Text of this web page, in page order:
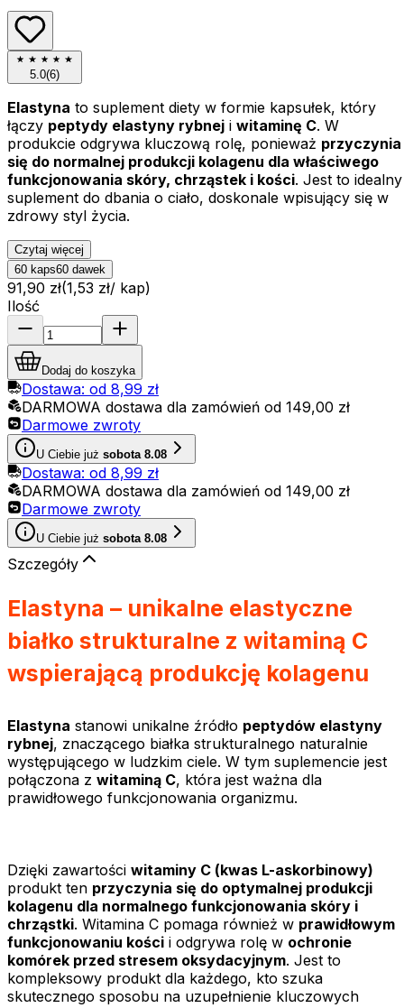
5.0(6)
Elastyna to suplement diety w formie kapsułek, który
łączy peptydy elastyny rybnej i witaminę C. W
produkcie odgrywa kluczową rolę, ponieważ przyczynia
się do normalnej produkcji kolagenu dla właściwego
funkcjonowania skóry, chrząstek i kości. Jest to idealny
suplement do dbania o ciało, doskonale wpisujący się w
zdrowy styl życia.
Czytaj więcej
60 kaps60 dawek
91,90 zł(1,53 zł/ kap)
Ilość
Dodaj do koszyka
Dostawa: od 8,99 zł
DARMOWA dostawa dla zamówień od 149,00 zł
Darmowe zwroty
U Ciebie już sobota 8.08
Dostawa: od 8,99 zł
DARMOWA dostawa dla zamówień od 149,00 zł
Darmowe zwroty
U Ciebie już sobota 8.08
Szczegóły
Elastyna – unikalne elastyczne
białko strukturalne z witaminą C
wspierającą produkcję kolagenu
Elastyna stanowi unikalne źródło peptydów elastyny
rybnej, znaczącego białka strukturalnego naturalnie
występującego w ludzkim ciele. W tym suplemencie jest
połączona z witaminą C, która jest ważna dla
prawidłowego funkcjonowania organizmu.
Dzięki zawartości witaminy C (kwas L-askorbinowy)
produkt ten przyczynia się do optymalnej produkcji
kolagenu dla normalnego funkcjonowania skóry i
chrząstki. Witamina C pomaga również w prawidłowym
funkcjonowaniu kości i odgrywa rolę w ochronie
komórek przed stresem oksydacyjnym. Jest to
kompleksowy produkt dla każdego, kto szuka
skutecznego sposobu na uzupełnienie kluczowych